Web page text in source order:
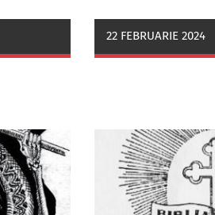
22 FEBRUARIE 2024